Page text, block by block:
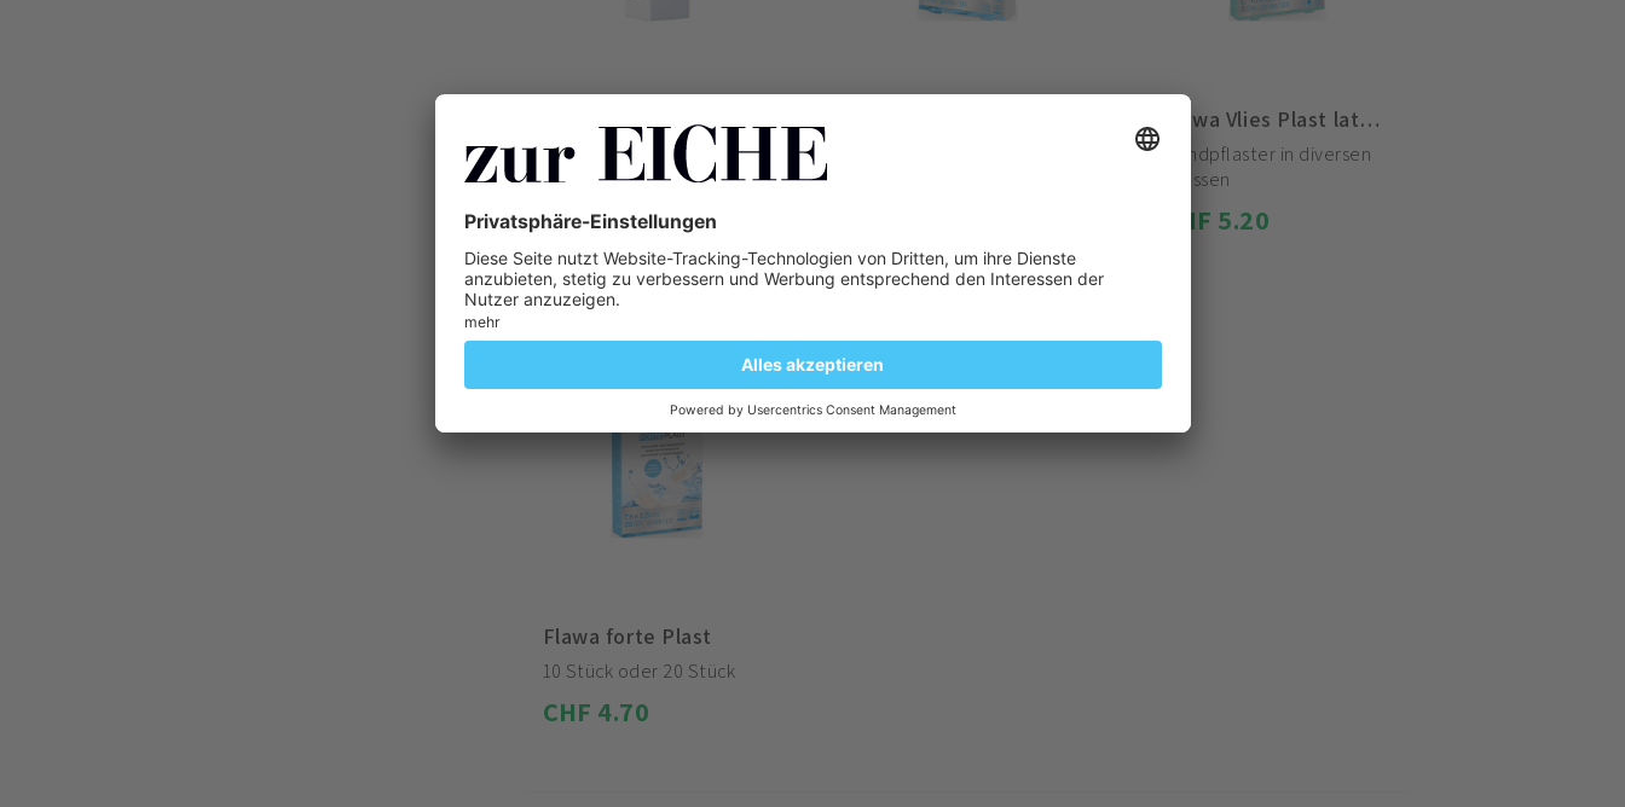
CHF 34.90
Flawa Vlies Plast latexfrei
Wundpflaster in diversen
Grössen
CHF 5.20
Flawa forte Plast
10 Stück oder 20 Stück
CHF 4.70